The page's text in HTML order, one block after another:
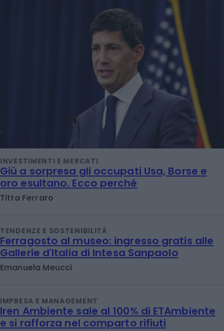
INVESTIMENTI E MERCATI
Giù a sorpresa gli occupati Usa, Borse e
oro esultano. Ecco perché
Titta Ferraro
TENDENZE E SOSTENIBILITÀ
Ferragosto al museo: ingresso gratis alle
Gallerie d'Italia di Intesa Sanpaolo
Emanuela Meucci
IMPRESA E MANAGEMENT
Iren Ambiente sale al 100% di ETAmbiente
e si rafforza nel comparto rifiuti